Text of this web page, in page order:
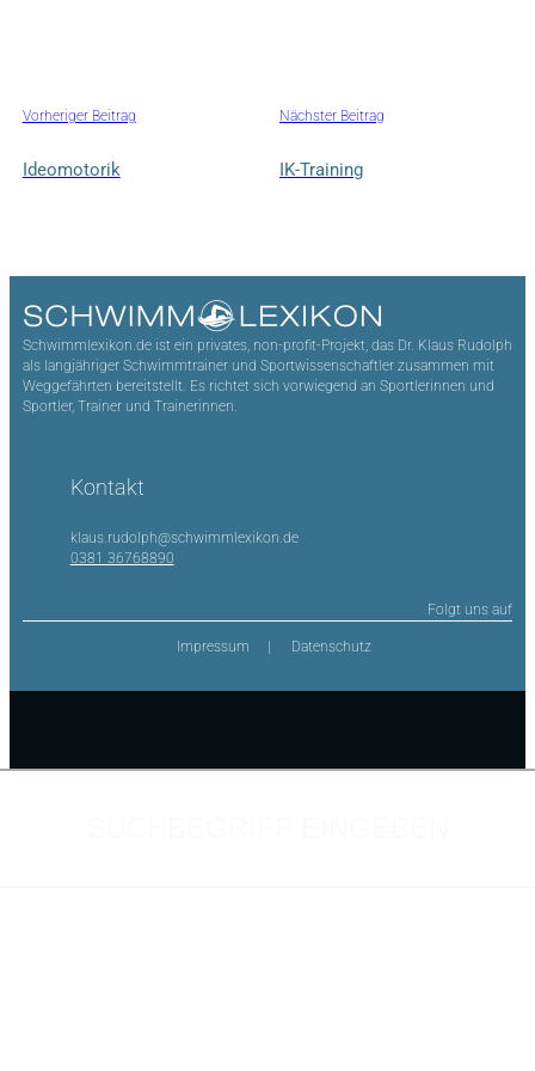
Vorheriger Beitrag
Ideomotorik
Nächster Beitrag
IK-Training
Schwimmlexikon.de ist ein privates, non-profit-Projekt, das Dr. Klaus Rudolph
als langjähriger Schwimmtrainer und Sportwissenschaftler zusammen mit
Weggefährten bereitstellt. Es richtet sich vorwiegend an Sportlerinnen und
Sportler, Trainer und Trainerinnen.
Kontakt
klaus.rudolph@schwimmlexikon.de
0381 36768890
Folgt uns auf
Impressum Datenschutz